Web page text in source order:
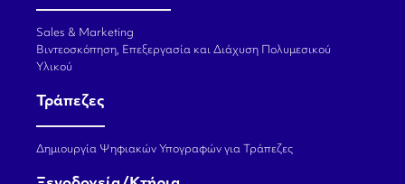
Sales & Marketing
Βιντεοσκόπηση, Επεξεργασία και Διάχυση Πολυμεσικού
Υλικού
Τράπεζες
Δημιουργία Ψηφιακών Υπογραφών για Τράπεζες